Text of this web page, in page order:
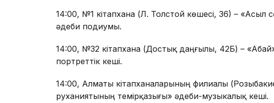
14:00, №1 кітапхана (Л. Толстой көшесі, 36) – «Асыл
әдеби подиумы.
14:00, №32 кітапхана (Достық даңғылы, 42Б) –
портреттік кеші.
14:00, Алматы кітапханаларының филиалы
руханиятының темірқазығы» әдеби-музыкалық кеші.